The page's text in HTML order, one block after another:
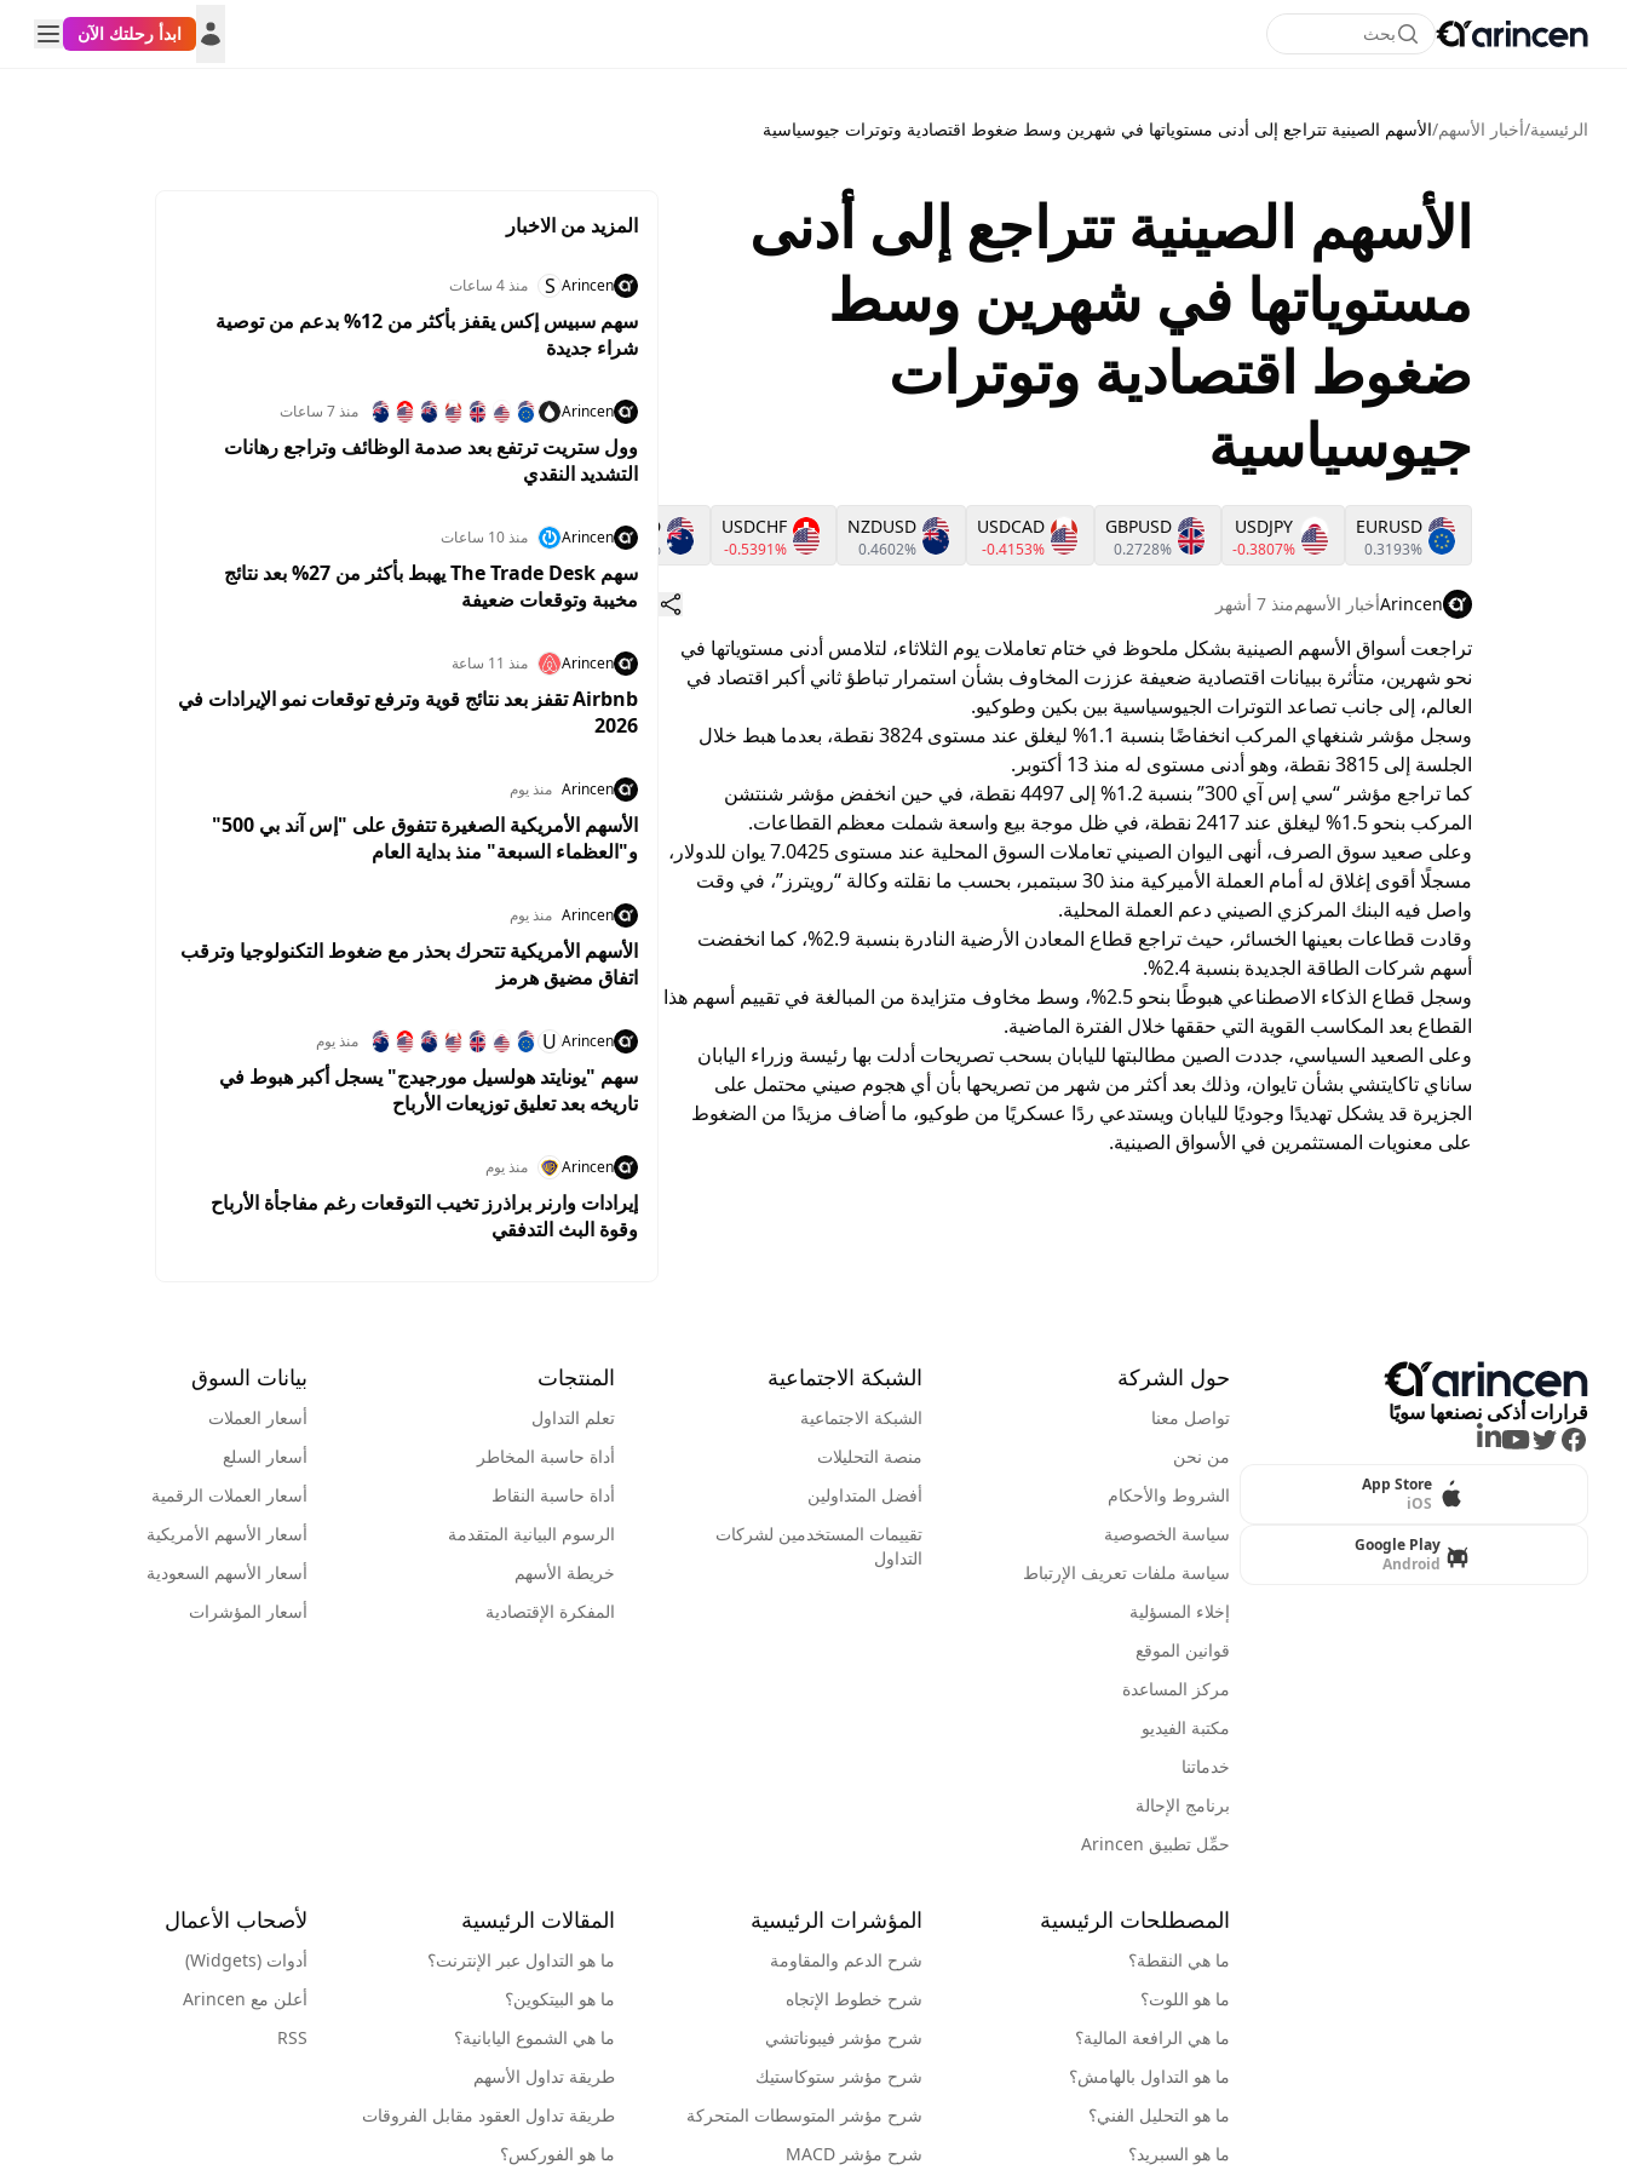
بحث ابدأ رحلتك الآن
الرئيسية/أخبار الأسهم/الأسهم الصينية تتراجع إلى أدنى مستوياتها في شهرين وسط ضغوط اقتصادية وتوترات جيوسياسية
الأسهم الصينية تتراجع إلى أدنى
مستوياتها في شهرين وسط
ضغوط اقتصادية وتوترات
جيوسياسية
EURUSD
0.3193%
USDJPY
-0.3807%
GBPUSD
0.2728%
USDCAD
-0.4153%
NZDUSD
0.4602%
USDCHF
-0.5391%
AUDUSD
0.4706%
USDTRY
0.0791%
Arincenأخبار الأسهممنذ 7 أشهر
تراجعت أسواق الأسهم الصينية بشكل ملحوظ في ختام تعاملات يوم الثلاثاء، لتلامس أدنى مستوياتها في
نحو شهرين، متأثرة ببيانات اقتصادية ضعيفة عززت المخاوف بشأن استمرار تباطؤ ثاني أكبر اقتصاد في
العالم، إلى جانب تصاعد التوترات الجيوسياسية بين بكين وطوكيو.
وسجل مؤشر شنغهاي المركب انخفاضًا بنسبة 1.1% ليغلق عند مستوى 3824 نقطة، بعدما هبط خلال
الجلسة إلى 3815 نقطة، وهو أدنى مستوى له منذ 13 أكتوبر.
كما تراجع مؤشر “سي إس آي 300” بنسبة 1.2% إلى 4497 نقطة، في حين انخفض مؤشر شنتشن
المركب بنحو 1.5% ليغلق عند 2417 نقطة، في ظل موجة بيع واسعة شملت معظم القطاعات.
وعلى صعيد سوق الصرف، أنهى اليوان الصيني تعاملات السوق المحلية عند مستوى 7.0425 يوان للدولار،
مسجلًا أقوى إغلاق له أمام العملة الأميركية منذ 30 سبتمبر، بحسب ما نقلته وكالة “رويترز”، في وقت
واصل فيه البنك المركزي الصيني دعم العملة المحلية.
وقادت قطاعات بعينها الخسائر، حيث تراجع قطاع المعادن الأرضية النادرة بنسبة 2.9%، كما انخفضت
أسهم شركات الطاقة الجديدة بنسبة 2.4%.
وسجل قطاع الذكاء الاصطناعي هبوطًا بنحو 2.5%، وسط مخاوف متزايدة من المبالغة في تقييم أسهم هذا
القطاع بعد المكاسب القوية التي حققها خلال الفترة الماضية.
وعلى الصعيد السياسي، جددت الصين مطالبتها لليابان بسحب تصريحات أدلت بها رئيسة وزراء اليابان
ساناي تاكايتشي بشأن تايوان، وذلك بعد أكثر من شهر من تصريحها بأن أي هجوم صيني محتمل على
الجزيرة قد يشكل تهديدًا وجوديًا لليابان ويستدعي ردًا عسكريًا من طوكيو، ما أضاف مزيدًا من الضغوط
على معنويات المستثمرين في الأسواق الصينية.
المزيد من الاخبار
Arincen
S منذ 4 ساعات
سهم سبيس إكس يقفز بأكثر من 12% بدعم من توصية
شراء جديدة
Arincen منذ 7 ساعات
وول ستريت ترتفع بعد صدمة الوظائف وتراجع رهانات
التشديد النقدي
Arincen منذ 10 ساعات
سهم The Trade Desk يهبط بأكثر من 27% بعد نتائج
مخيبة وتوقعات ضعيفة
Arincen منذ 11 ساعة
Airbnb تقفز بعد نتائج قوية وترفع توقعات نمو الإيرادات في
2026
Arincen منذ يوم
الأسهم الأمريكية الصغيرة تتفوق على "إس آند بي 500"
و"العظماء السبعة" منذ بداية العام
Arincen منذ يوم
الأسهم الأمريكية تتحرك بحذر مع ضغوط التكنولوجيا وترقب
اتفاق مضيق هرمز
Arincen
U منذ يوم
سهم "يونايتد هولسيل مورجيدج" يسجل أكبر هبوط في
تاريخه بعد تعليق توزيعات الأرباح
Arincen منذ يوم
إيرادات وارنر براذرز تخيب التوقعات رغم مفاجأة الأرباح
وقوة البث التدفقي
قرارات أذكى نصنعها سويًا
Facebook
Twitter
Youtube
LinkedIn
App Store
iOS
Google Play
Android
حول الشركة
تواصل معنا
من نحن
الشروط والأحكام
سياسة الخصوصية
سياسة ملفات تعريف الإرتباط
إخلاء المسؤلية
قوانين الموقع
مركز المساعدة
مكتبة الفيديو
خدماتنا
برنامج الإحالة
حمِّل تطبيق Arincen
الشبكة الاجتماعية
الشبكة الاجتماعية
منصة التحليلات
أفضل المتداولين
تقييمات المستخدمين لشركات
التداول
المنتجات
تعلم التداول
أداة حاسبة المخاطر
أداة حاسبة النقاط
الرسوم البيانية المتقدمة
خريطة الأسهم
المفكرة الإقتصادية
بيانات السوق
أسعار العملات
أسعار السلع
أسعار العملات الرقمية
أسعار الأسهم الأمريكية
أسعار الأسهم السعودية
أسعار المؤشرات
المصطلحات الرئيسية
ما هي النقطة؟
ما هو اللوت؟
ما هي الرافعة المالية؟
ما هو التداول بالهامش؟
ما هو التحليل الفني؟
ما هو السبريد؟
المؤشرات الرئيسية
شرح الدعم والمقاومة
شرح خطوط الإتجاه
شرح مؤشر فيبوناتشي
شرح مؤشر ستوكاستيك
شرح مؤشر المتوسطات المتحركة
شرح مؤشر MACD
المقالات الرئيسية
ما هو التداول عبر الإنترنت؟
ما هو البيتكوين؟
ما هي الشموع اليابانية؟
طريقة تداول الأسهم
طريقة تداول العقود مقابل الفروقات
ما هو الفوركس؟
لأصحاب الأعمال
أدوات (Widgets)
أعلن مع Arincen
RSS